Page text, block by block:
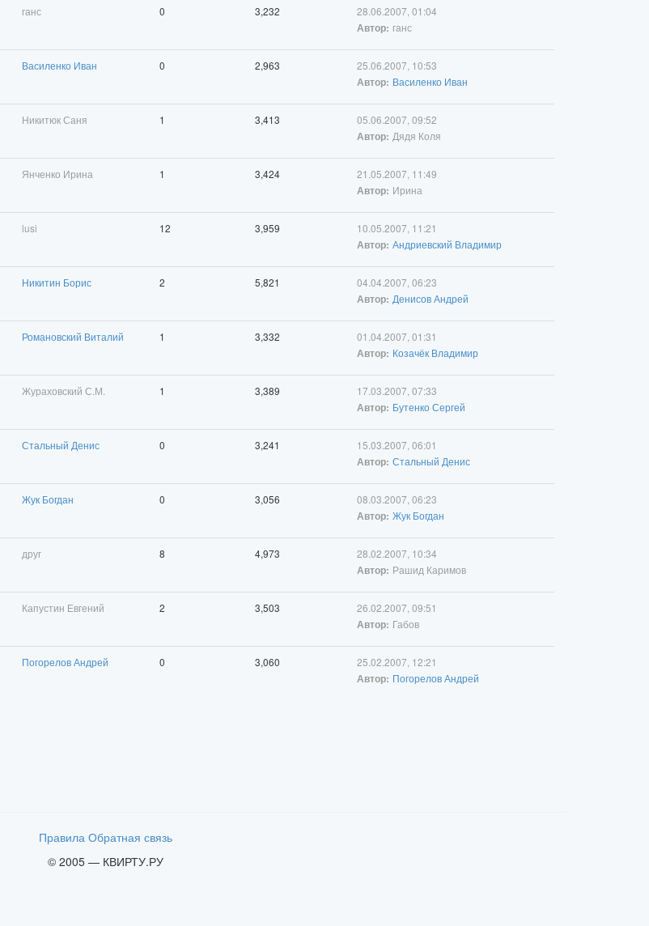
ганс 0 3,232
28.06.2007, 01:04
Автор: ганс
Василенко Иван 0 2,963
25.06.2007, 10:53
Автор: Василенко Иван
Никитюк Саня 1 3,413
05.06.2007, 09:52
Автор: Дядя Коля
Янченко Ирина 1 3,424
21.05.2007, 11:49
Автор: Ирина
lusi 12 3,959
10.05.2007, 11:21
Автор: Андриевский Владимир
Никитин Борис 2 5,821
04.04.2007, 06:23
Автор: Денисов Андрей
Романовский Виталий 1 3,332
01.04.2007, 01:31
Автор: Козачёк Владимир
Жураховский С.М. 1 3,389
17.03.2007, 07:33
Автор: Бутенко Сергей
Стальный Денис 0 3,241
15.03.2007, 06:01
Автор: Стальный Денис
Жук Богдан 0 3,056
08.03.2007, 06:23
Автор: Жук Богдан
друг 8 4,973
28.02.2007, 10:34
Автор: Рашид Каримов
Капустин Евгений 2 3,503
26.02.2007, 09:51
Автор: Габов
Погорелов Андрей 0 3,060
25.02.2007, 12:21
Автор: Погорелов Андрей
Правила Обратная связь
© 2005 — КВИРТУ.РУ